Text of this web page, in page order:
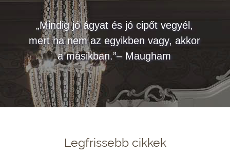
„Mindig jó ágyat és jó cipőt vegyél,
mert ha nem az egyikben vagy, akkor
a másikban.”– Maugham
Legfrissebb cikkek